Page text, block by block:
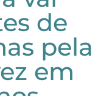
de
pela
em